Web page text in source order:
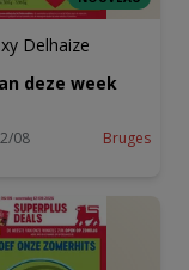
Delhaize
deze week
08 Bruges